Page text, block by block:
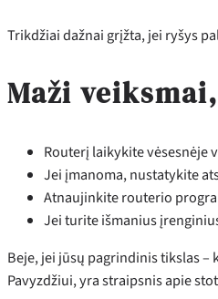
Trikdžiai dažnai grįžta, jei ryšys
Maži
Routerį laikykite vėsesnėje
Jei įmanoma, nustatykite
Atnaujinkite routerio
Jei turite išmanius
Beje, jei jūsų pagrindinis tikslas
Pavyzdžiui, yra straipsnis apie